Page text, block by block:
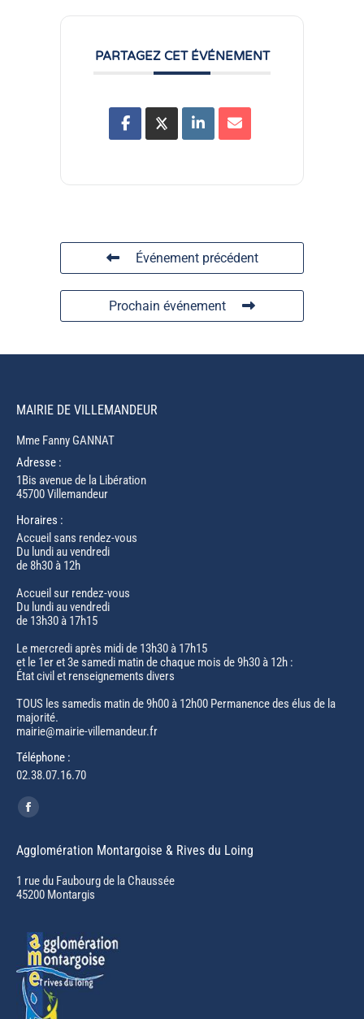
PARTAGEZ CET ÉVÉNEMENT
Événement précédent
Prochain événement
MAIRIE DE VILLEMANDEUR
Mme Fanny GANNAT
Adresse :
1Bis avenue de la Libération
45700 Villemandeur
Horaires :
Accueil sans rendez-vous
Du lundi au vendredi
de 8h30 à 12h
Accueil sur rendez-vous
Du lundi au vendredi
de 13h30 à 17h15
Le mercredi après midi de 13h30 à 17h15
et le 1er et 3e samedi matin de chaque mois de 9h30 à 12h :
État civil et renseignements divers
TOUS les samedis matin de 9h00 à 12h00 Permanence des élus de la
majorité.
mairie@mairie-villemandeur.fr
Téléphone :
02.38.07.16.70
Trouvez nous sur :
Facebook
opens
in
new
Agglomération Montargoise & Rives du Loing
1 rue du Faubourg de la Chaussée
45200 Montargis